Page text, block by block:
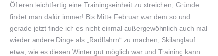
Öfteren leichtfertig eine Trainingseinheit zu streichen, Gründe
findet man dafür immer! Bis Mitte Februar war dem so und
gerade jetzt finde ich es nicht einmal außergewöhnlich auch mal
wieder andere Dinge als „Radlfahrn“ zu machen, Skilanglauf
etwa, wie es diesen Winter gut möglich war und Training kann